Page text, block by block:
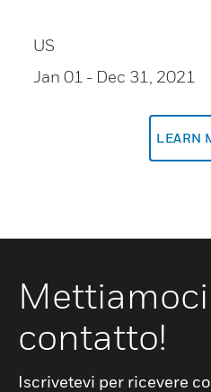
US
Jan 01 - Dec 31, 2021
LEARN
contatto!
Iscrivetevi per ricevere